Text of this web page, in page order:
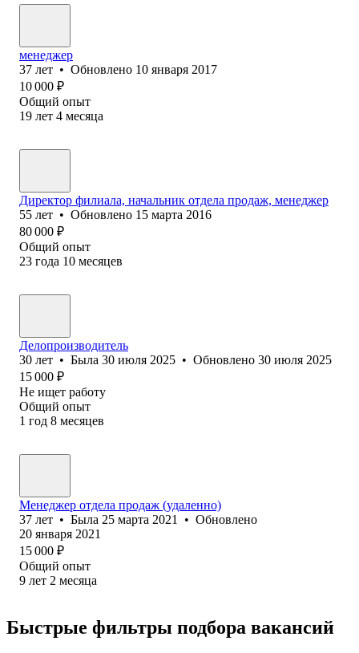
менеджер
37 лет • Обновлено 10 января 2017
10 000 ₽
Общий опыт
19 лет 4 месяца
Директор филиала, начальник отдела продаж, менеджер
55 лет • Обновлено 15 марта 2016
80 000 ₽
Общий опыт
23 года 10 месяцев
Делопроизводитель
30 лет • Была 30 июля 2025 • Обновлено 30 июля 2025
15 000 ₽
Не ищет работу
Общий опыт
1 год 8 месяцев
Менеджер отдела продаж (удаленно)
37 лет • Была 25 марта 2021 • Обновлено
20 января 2021
15 000 ₽
Общий опыт
9 лет 2 месяца
Быстрые фильтры подбора вакансий